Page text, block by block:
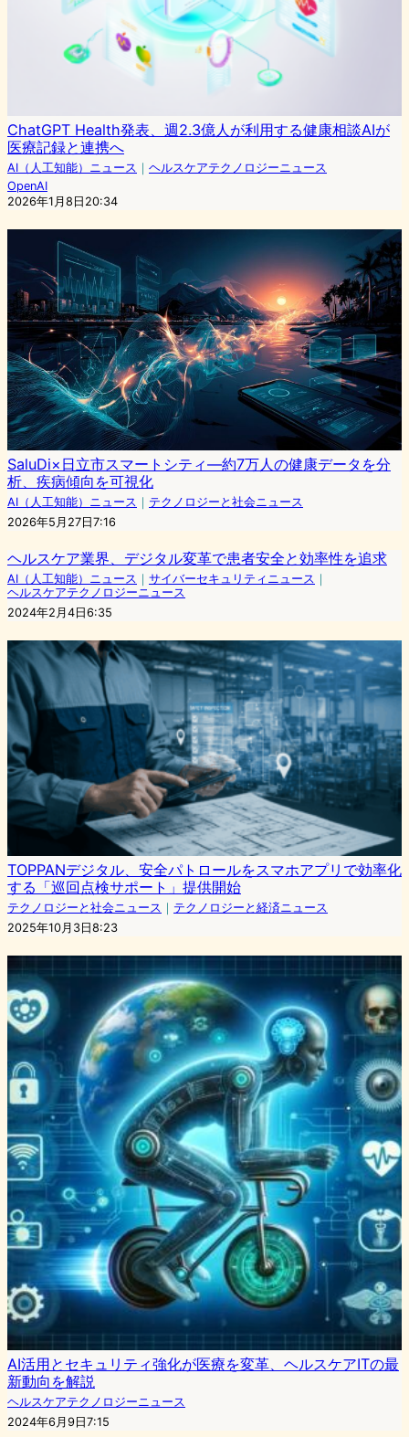
ChatGPT Health発表、週2.3億人が利用する健康相談AIが
医療記録と連携へ
AI（人工知能）ニュース ｜ ヘルスケアテクノロジーニュース
OpenAI
2026年1月8日20:34
SaluDi×日立市スマートシティ―約7万人の健康データを分
析、疾病傾向を可視化
AI（人工知能）ニュース ｜ テクノロジーと社会ニュース
2026年5月27日7:16
ヘルスケア業界、デジタル変革で患者安全と効率性を追求
AI（人工知能）ニュース ｜ サイバーセキュリティニュース ｜
ヘルスケアテクノロジーニュース
2024年2月4日6:35
TOPPANデジタル、安全パトロールをスマホアプリで効率化
する「巡回点検サポート」提供開始
テクノロジーと社会ニュース ｜ テクノロジーと経済ニュース
2025年10月3日8:23
AI活用とセキュリティ強化が医療を変革、ヘルスケアITの最
新動向を解説
ヘルスケアテクノロジーニュース
2024年6月9日7:15